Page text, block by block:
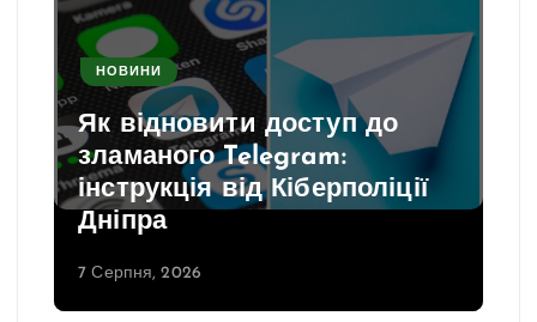
НОВИНИ
Як відновити доступ до
зламаного Telegram:
інструкція від Кіберполіції
Дніпра
7 Серпня, 2026